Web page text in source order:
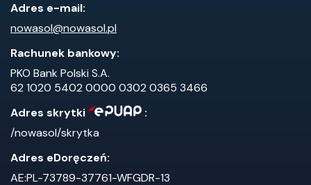
Adres e-mail:
nowasol@nowasol.pl
Rachunek bankowy:
PKO Bank Polski S.A.
62 1020 5402 0000 0302 0365 3466
Adres skrytki
:
/nowasol/skrytka
Adres eDoręczeń:
AE:PL-73789-37761-WFGDR-13